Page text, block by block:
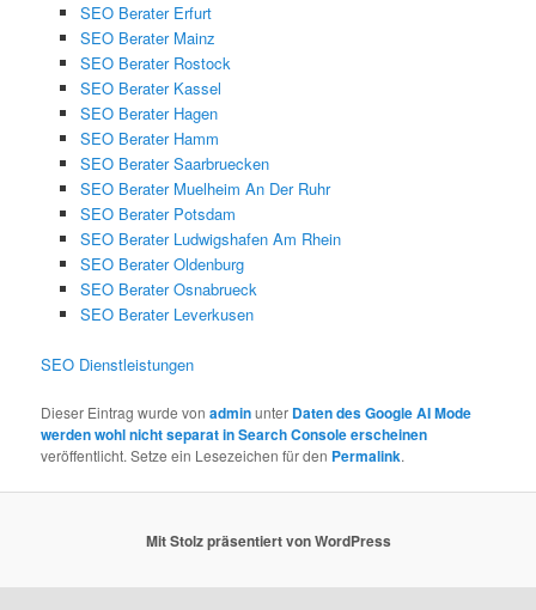
SEO Berater Erfurt
SEO Berater Mainz
SEO Berater Rostock
SEO Berater Kassel
SEO Berater Hagen
SEO Berater Hamm
SEO Berater Saarbruecken
SEO Berater Muelheim An Der Ruhr
SEO Berater Potsdam
SEO Berater Ludwigshafen Am Rhein
SEO Berater Oldenburg
SEO Berater Osnabrueck
SEO Berater Leverkusen
SEO Dienstleistungen
Dieser Eintrag wurde vonadminunter Daten des Google AI Mode
werden wohl nicht separat in Search Console erscheinen
veröffentlicht. Setze ein Lesezeichen für den Permalink.
Mit Stolz präsentiert von WordPress